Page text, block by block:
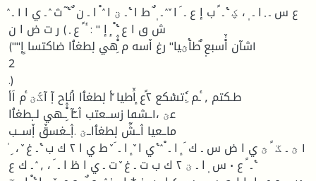
ٛ ع س ـ ٜ ا ـ ٖ ، ؼ ٝ ـ ً ب إ ع ـ َ ا ٚ ٛ ـ ٖ ٌ ط ا ٝ ـ ؾ ا ٛ ْ ا ـ ن ٌ ٝ ٓ ث ٛ ـ ي ا ١ ـ
ش ٯ ا ع ٝ ْ ٕ إ " : ٔ ً ع ٜ ) ر ت ض ا ن
(""١شآن اْٗٚسبعٜ ٌطاٝؿيا" رغ اٚسه م ِْٗٛهي لٜطغٱا ضاكتسا ٍإ
2
.)
طـكتم ٫ ٔـم .ِٗتسٝكع ٢ًع ٕاَٚطيا ٚأ لٜطغٱا ١ُناح آٖ آػًؾ ٔم اَأ
عؾ ،١ــشٯا زســعتب اٛــَٓآ ِْٗٛــهي لــٜطغٱا
ماــعيا اٛــشَٓ لٜطغٱاــؾ .اٖٛــغسقٚ اٖٚســب
١ ؿ ـ ػ ً ؿ ي ا ض س ـ ك َ ٕ ا ـ ْ ٛ ٝ ي ا ٚ ٕ ا ـ َ ٚ ط ي ا ٢ ك ب ٝ ـ غ ٚ ، ِ ٗ
ٝ ـ ً ع ٠ س ٖ ا ـ ؾ ٢ ك ب ت ـ غ ٚ ت ـ ي ا ظ ا ـ َ ، ٫ ٛ ـ ك ع